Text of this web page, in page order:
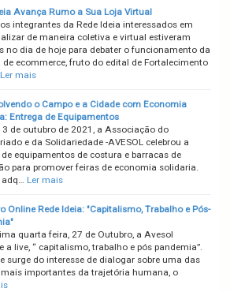
Avança Rumo a Sua Loja Virtual
integrantes da Rede Ideia interessados em
de maneira coletiva e virtual estiveram
no dia de hoje para debater o funcionamento da
de ecommerce, fruto do edital de Fortalecimento
Ler mais
o Campo e a Cidade com Economia
Entrega de Equipamentos
de outubro de 2021, a Associação do
e da Solidariedade -AVESOL celebrou a
equipamentos de costura e barracas de
para promover feiras de economia solidaria.
adq… Ler mais
Online Rede Ideia: "Capitalismo, Trabalho e Pós-
quarta feira, 27 de Outubro, a Avesol
a live, “ capitalismo, trabalho e pós pandemia”.
surge do interesse de dialogar sobre uma das
importantes da trajetória humana, o